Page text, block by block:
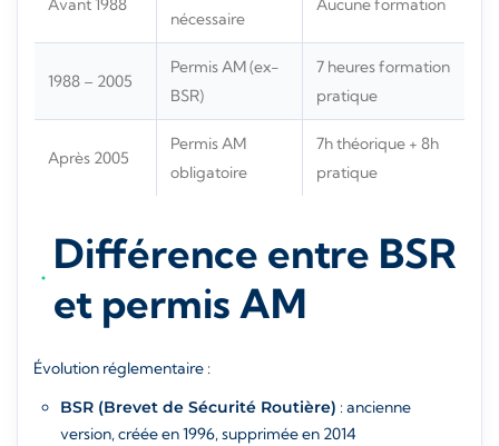
Avant 1988
nécessaire
Aucune formation
1988 – 2005
Permis AM (ex-
BSR)
7 heures formation
pratique
Après 2005
Permis AM
obligatoire
7h théorique + 8h
pratique
Différence entre BSR
et permis AM
Évolution réglementaire :
BSR (Brevet de Sécurité Routière) : ancienne
version, créée en 1996, supprimée en 2014